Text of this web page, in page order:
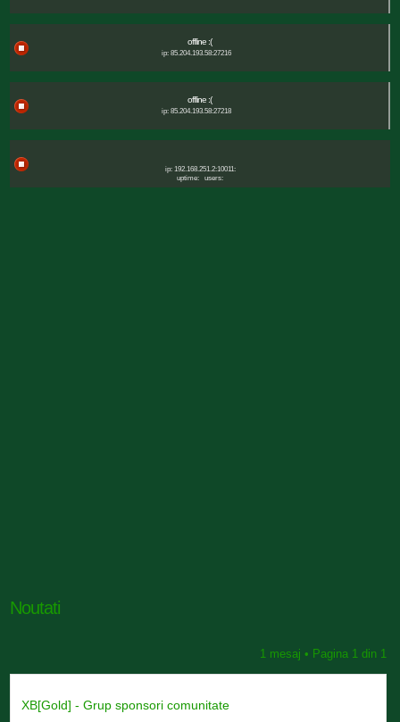
offline :(
ip: 85.204.193.58:27216
offline :(
ip: 85.204.193.58:27218
ip: 192.168.251.2:10011:
uptime:
users:
Noutati
1 mesaj • Pagina 1din 1
XB[Gold] - Grup sponsori comunitate